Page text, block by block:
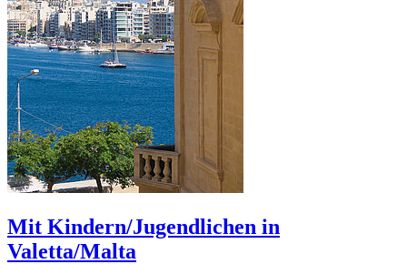
Mit Kindern/Jugendlichen in
Valetta/Malta